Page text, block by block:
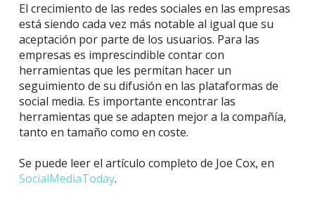
El crecimiento de las redes sociales en las empresas
está siendo cada vez más notable al igual que su
aceptación por parte de los usuarios. Para las
empresas es imprescindible contar con
herramientas que les permitan hacer un
seguimiento de su difusión en las plataformas de
social media. Es importante encontrar las
herramientas que se adapten mejor a la compañía,
tanto en tamaño como en coste.
Se puede leer el artículo completo de Joe Cox, en
SocialMediaToday.